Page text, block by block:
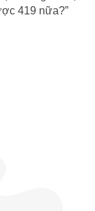
419 nữa?”